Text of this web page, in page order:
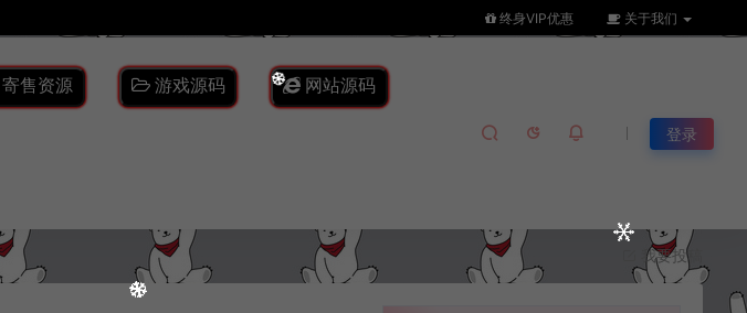
终身VIP优惠 关于我们
寄售资源 游戏源码 网站源码
登录
我要投稿